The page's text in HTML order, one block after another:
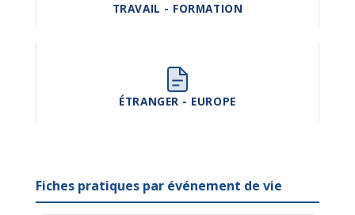
TRAVAIL - FORMATION
ÉTRANGER - EUROPE
Fiches pratiques par événement de vie